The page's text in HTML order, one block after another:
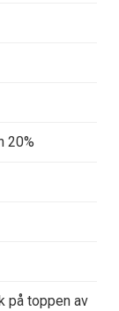
20%
på toppen av